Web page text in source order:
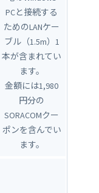
PCと接続する
ためのLANケー
ブル（1.5m）1
本が含まれてい
ます。
金額には1,980
円分の
SORACOMクー
ポンを含んでい
ます。